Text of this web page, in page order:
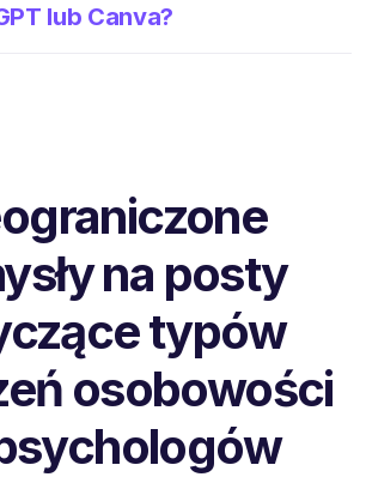
lub Canva?
na posty
typów
osobowości